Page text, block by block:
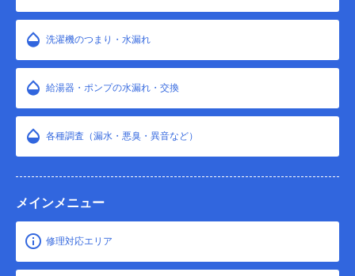
洗濯機のつまり・水漏れ
給湯器・ポンプの水漏れ・交換
各種調査（漏水・悪臭・異音など）
メインメニュー
修理対応エリア